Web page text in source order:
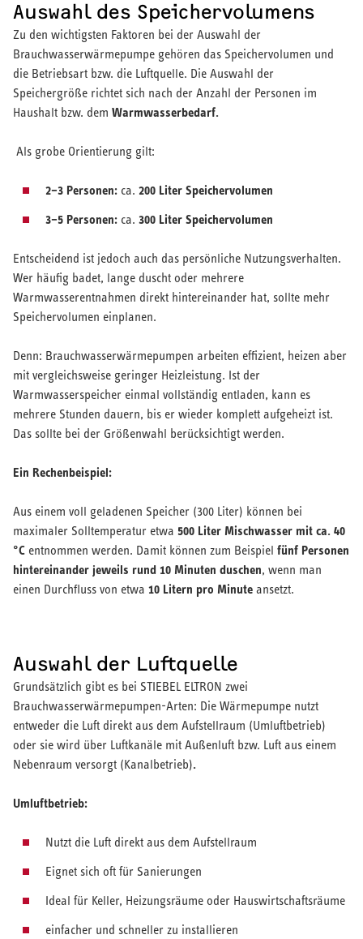
Auswahl des Speichervolumens
Zu den wichtigsten Faktoren bei der Auswahl der
Brauchwasserwärmepumpe gehören das Speichervolumen und
die Betriebsart bzw. die Luftquelle. Die Auswahl der
Speichergröße richtet sich nach der Anzahl der Personen im
Haushalt bzw. dem Warmwasserbedarf.
Als grobe Orientierung gilt:
2–3 Personen: ca. 200 Liter Speichervolumen
3–5 Personen: ca. 300 Liter Speichervolumen
Entscheidend ist jedoch auch das persönliche Nutzungsverhalten.
Wer häufig badet, lange duscht oder mehrere
Warmwasserentnahmen direkt hintereinander hat, sollte mehr
Speichervolumen einplanen.
Denn: Brauchwasserwärmepumpen arbeiten effizient, heizen aber
mit vergleichsweise geringer Heizleistung. Ist der
Warmwasserspeicher einmal vollständig entladen, kann es
mehrere Stunden dauern, bis er wieder komplett aufgeheizt ist.
Das sollte bei der Größenwahl berücksichtigt werden.
Ein Rechenbeispiel:
Aus einem voll geladenen Speicher (300 Liter) können bei
maximaler Solltemperatur etwa 500 Liter Mischwasser mit ca. 40
°C entnommen werden. Damit können zum Beispiel fünf Personen
hintereinander jeweils rund 10 Minuten duschen, wenn man
einen Durchfluss von etwa 10 Litern pro Minute ansetzt.
Auswahl der Luftquelle
Grundsätzlich gibt es bei STIEBEL ELTRON zwei
Brauchwasserwärmepumpen-Arten: Die Wärmepumpe nutzt
entweder die Luft direkt aus dem Aufstellraum (Umluftbetrieb)
oder sie wird über Luftkanäle mit Außenluft bzw. Luft aus einem
Nebenraum versorgt (Kanalbetrieb).
Umluftbetrieb:
Nutzt die Luft direkt aus dem Aufstellraum
Eignet sich oft für Sanierungen
Ideal für Keller, Heizungsräume oder Hauswirtschaftsräume
einfacher und schneller zu installieren